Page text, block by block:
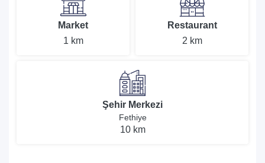
Market
1 km
Restaurant
2 km
Şehir Merkezi
Fethiye
10 km